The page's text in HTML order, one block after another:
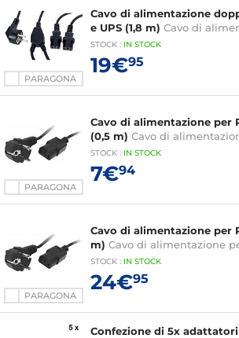
PARAGONA
Cavo di alimentazione
e UPS (1,8 m) Cavo di
STOCK : IN STOCK
19€95
PARAGONA
Cavo di alimentazione per
(0,5 m) Cavo di
STOCK : IN STOCK
7€94
PARAGONA
Cavo di alimentazione per
m) Cavo di alimentazione
STOCK : IN STOCK
24€95
Confezione di 5x